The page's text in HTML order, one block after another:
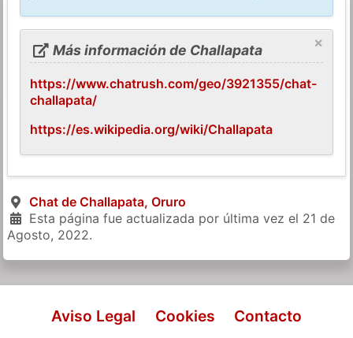
×
Más información de Challapata
https://www.chatrush.com/geo/3921355/chat-
challapata/
https://es.wikipedia.org/wiki/Challapata
Chat de Challapata, Oruro
Esta página fue actualizada por última vez el 21 de
Agosto, 2022.
Aviso Legal Cookies Contacto